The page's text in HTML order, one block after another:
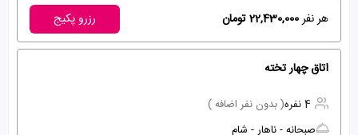
هر نفر22,430,000 تومان رزرو پکیج
اتاق چهار تخته
4 نفره
( بدون نفر اضافه )
صبحانه - ناهار - شام